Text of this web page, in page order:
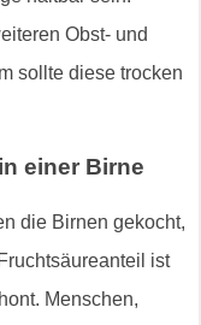
Obst- und
sollte diese trocken
einer Birne
die Birnen gekocht,
ist
Menschen,